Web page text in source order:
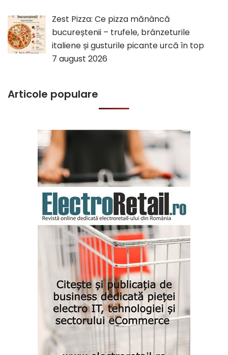
Zest Pizza: Ce pizza mănâncă
bucureștenii – trufele, brânzeturile
italiene și gusturile picante urcă în top
7 august 2026
Articole populare